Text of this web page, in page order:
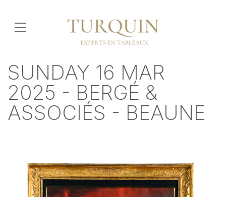
SUNDAY 16 MAR
2025 - BERGÉ &
ASSOCIÉS - BEAUNE